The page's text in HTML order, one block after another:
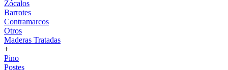
Zócalos
Barrotes
Contramarcos
Otros
Maderas Tratadas
+
Pino
Postes